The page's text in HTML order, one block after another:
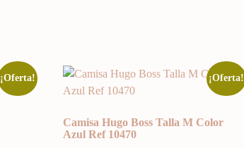
¡Oferta! ¡Oferta!
Camisa Hugo Boss Talla M Color
Azul Ref 10470